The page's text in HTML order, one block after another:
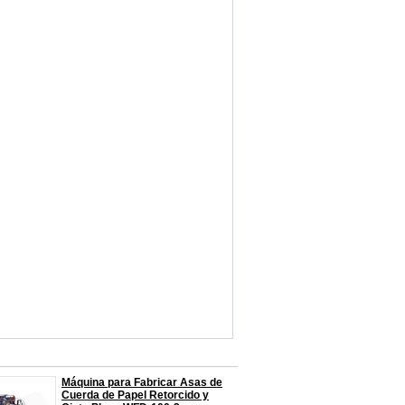
Máquina para Fabricar Asas de
Cuerda de Papel Retorcido y